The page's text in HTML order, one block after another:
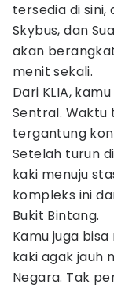
tersedia di
Skybus, dan
akan
menit sekali.
Dari KLIA,
Sentral.
tergantung
Setelah turun
kaki menuju
kompleks ini
Bukit Bintang.
Kamu juga
kaki agak jauh
Negara. Tak